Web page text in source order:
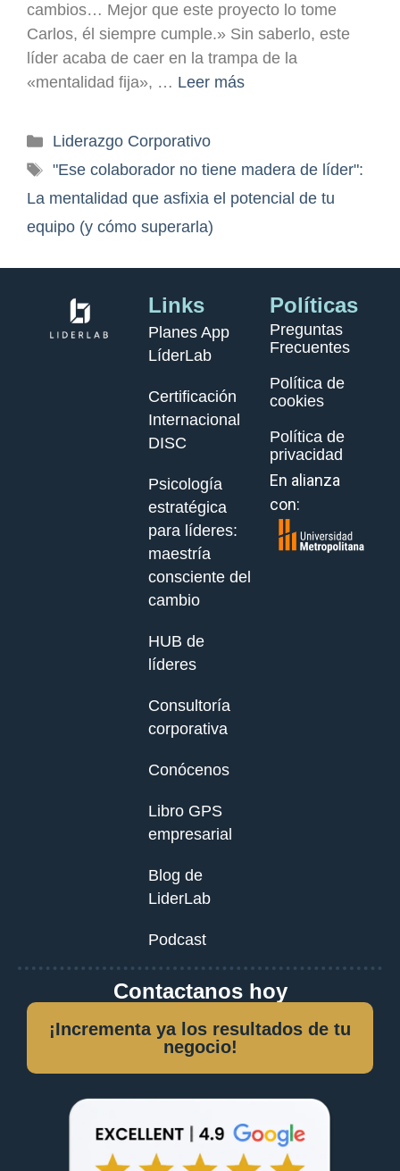
cambios… Mejor que este proyecto lo tome
Carlos, él siempre cumple.» Sin saberlo, este
líder acaba de caer en la trampa de la
«mentalidad fija», … Leer más
Liderazgo Corporativo
"Ese colaborador no tiene madera de líder":
La mentalidad que asfixia el potencial de tu
equipo (y cómo superarla)
Links
Planes App
LíderLab
Certificación
Internacional
DISC
Psicología
estratégica
para líderes:
maestría
consciente del
cambio
HUB de
líderes
Consultoría
corporativa
Conócenos
Libro GPS
empresarial
Blog de
LiderLab
Podcast
Políticas
Preguntas
Frecuentes
Política de
cookies
Política de
privacidad
En alianza
con:
Contactanos hoy
¡Incrementa ya los resultados de tu
negocio!